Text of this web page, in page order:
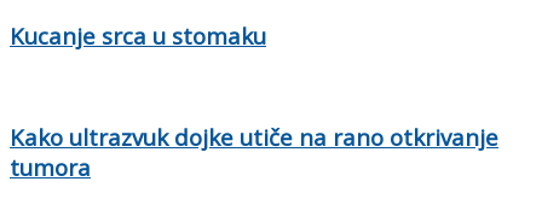
Kucanje srca u stomaku
Kako ultrazvuk dojke utiče na rano otkrivanje
tumora